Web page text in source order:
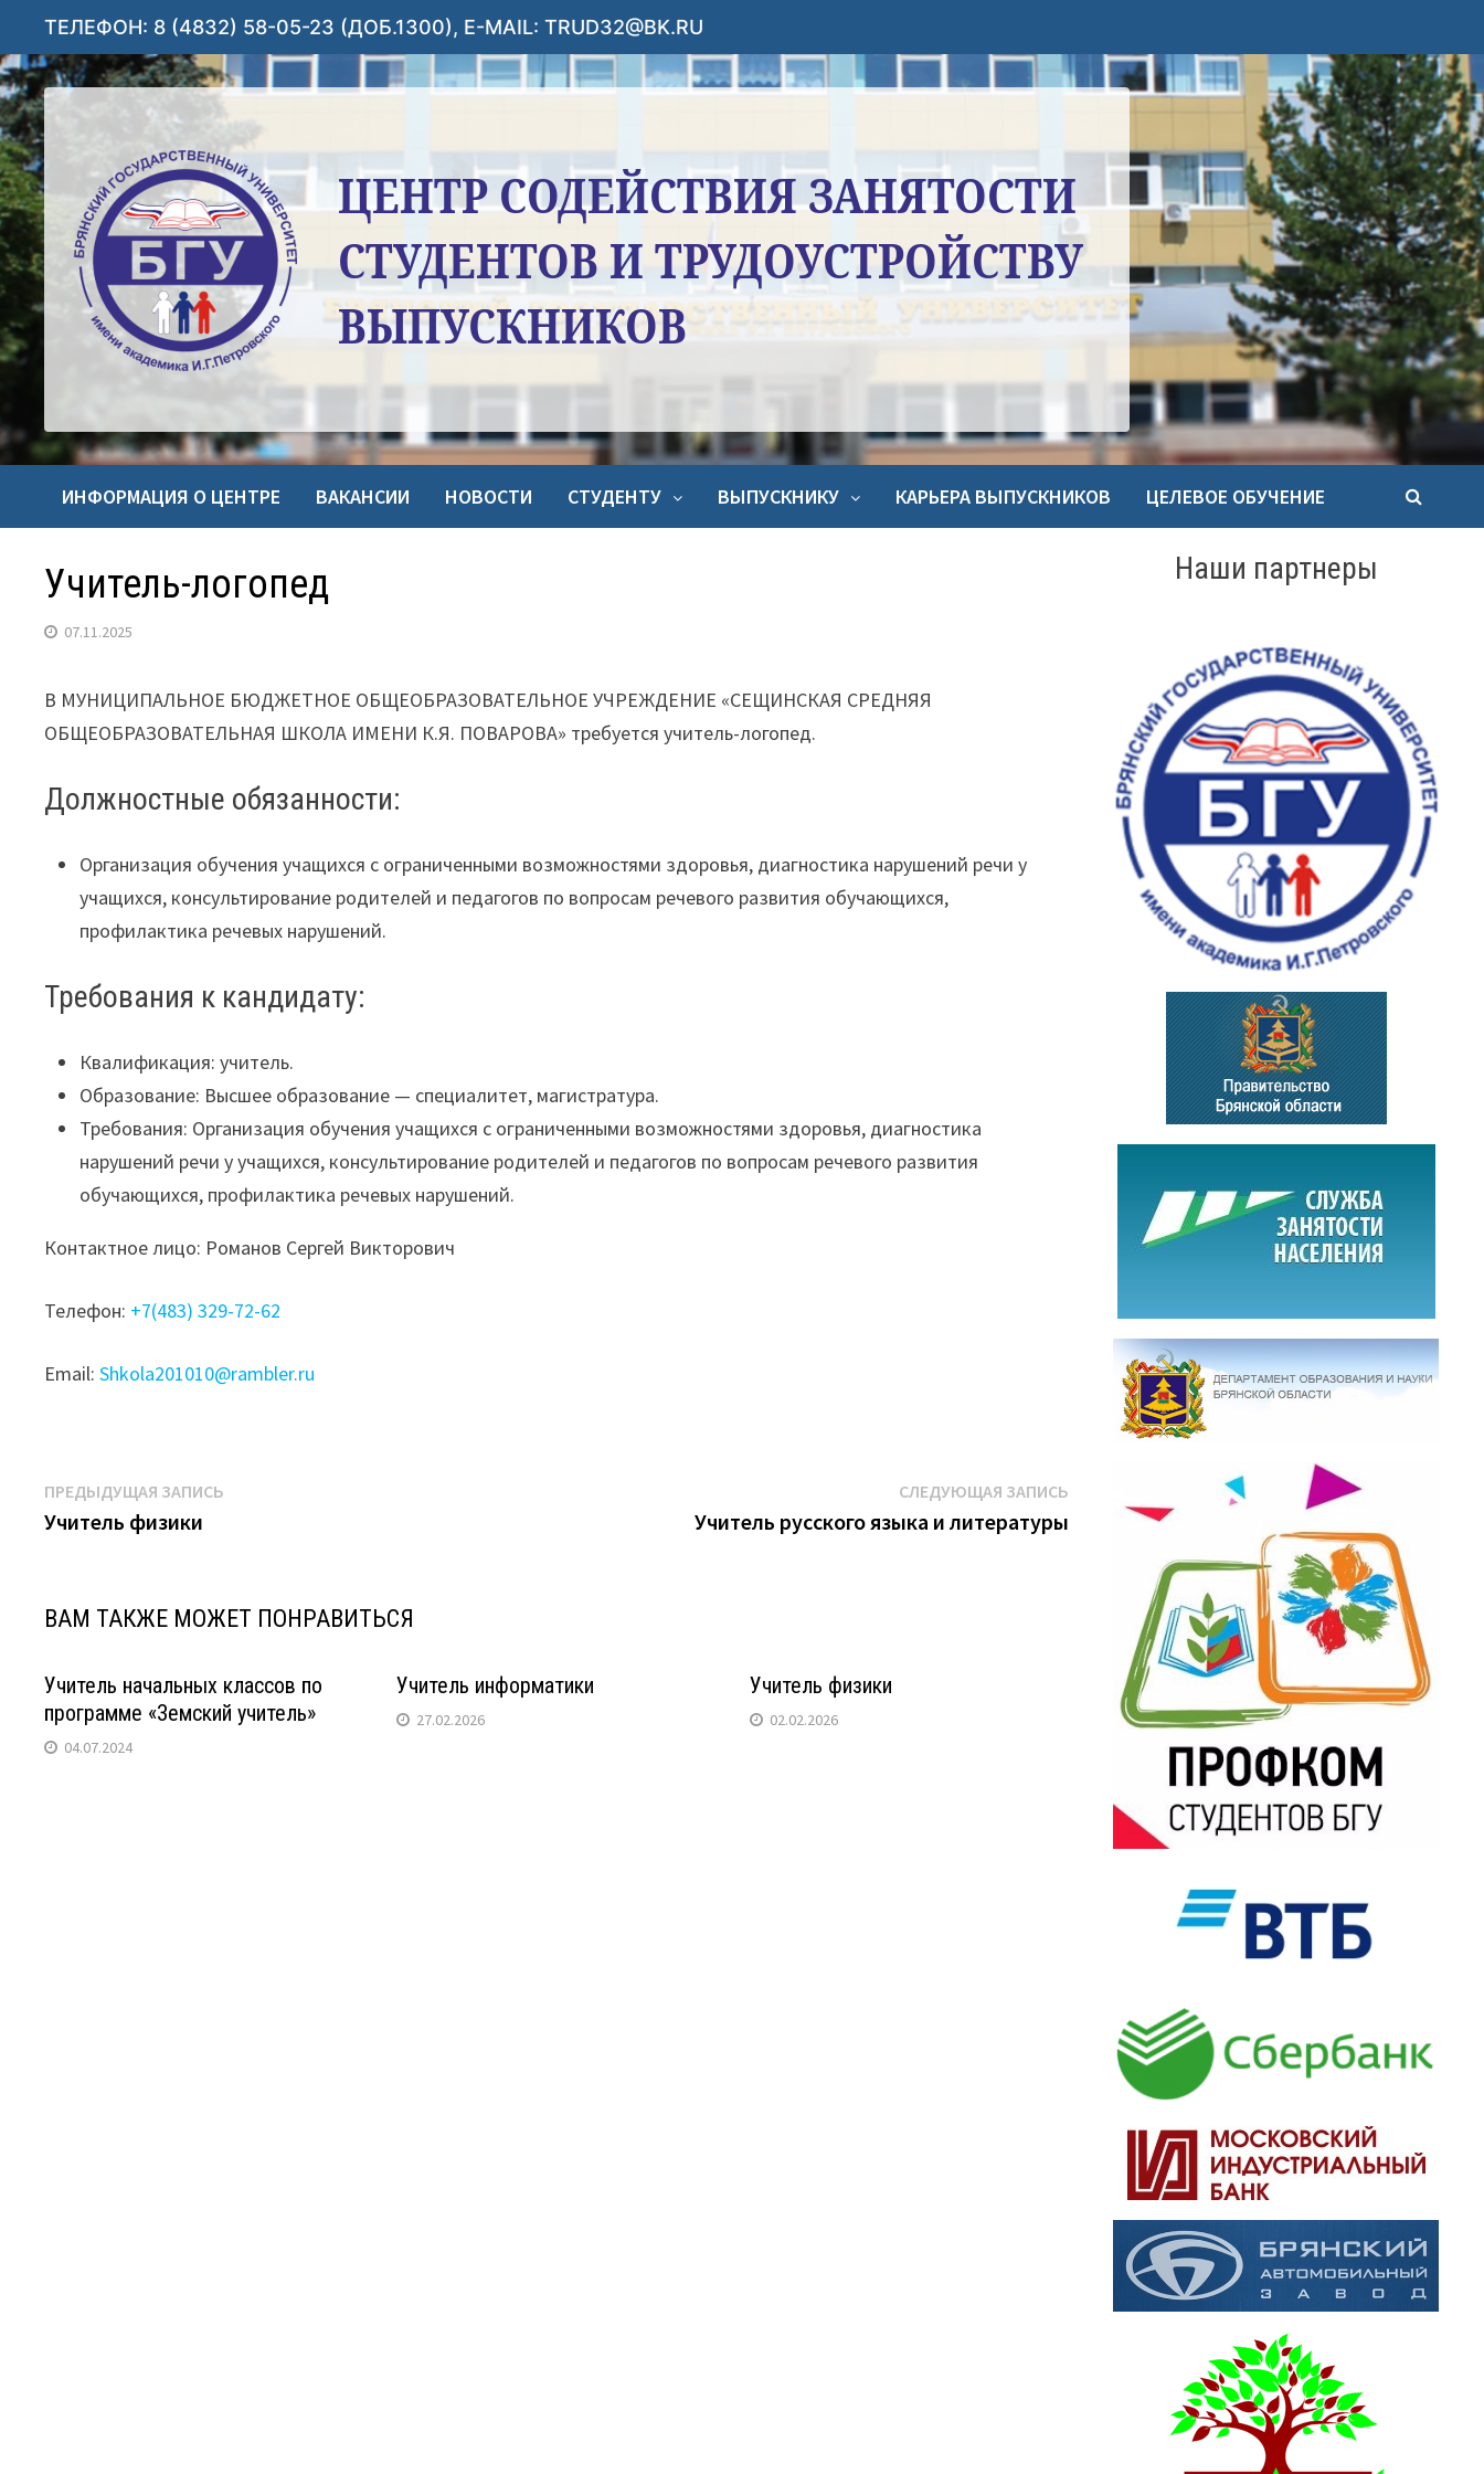
Перейти
содержимому
ТЕЛЕФОН: 8 (4832) 58-05-23 (ДОБ.1300), E-MAIL: TRUD32@BK.RU
ИНФОРМАЦИЯ О ЦЕНТРЕ ВАКАНСИИ НОВОСТИ СТУДЕНТУ ВЫПУСКНИКУ КАРЬЕРА ВЫПУСКНИКОВ ЦЕЛЕВОЕ ОБУЧЕНИЕ
Учитель-логопед
07.11.2025
В МУНИЦИПАЛЬНОЕ БЮДЖЕТНОЕ ОБЩЕОБРАЗОВАТЕЛЬНОЕ УЧРЕЖДЕНИЕ «СЕЩИНСКАЯ СРЕДНЯЯ
ОБЩЕОБРАЗОВАТЕЛЬНАЯ ШКОЛА ИМЕНИ К.Я. ПОВАРОВА» требуется учитель-логопед.
Должностные обязанности:
Организация обучения учащихся с ограниченными возможностями здоровья, диагностика нарушений речи у
учащихся, консультирование родителей и педагогов по вопросам речевого развития обучающихся,
профилактика речевых нарушений.
Требования к кандидату:
Квалификация: учитель.
Образование: Высшее образование — специалитет, магистратура.
Требования: Организация обучения учащихся с ограниченными возможностями здоровья, диагностика
нарушений речи у учащихся, консультирование родителей и педагогов по вопросам речевого развития
обучающихся, профилактика речевых нарушений.
Контактное лицо: Романов Сергей Викторович
Телефон: +7(483) 329-72-62
Email:Shkola201010@rambler.ru
Навигация
по
ПРЕДЫДУЩАЯ ЗАПИСЬ
Учитель физики
СЛЕДУЮЩАЯ ЗАПИСЬСледующая
запись:
Учитель русского языка и литературы
ВАМ ТАКЖЕ МОЖЕТ ПОНРАВИТЬСЯ
Учитель начальных классов по
программе «Земский учитель»
04.07.2024
Учитель информатики
27.02.2026
Учитель физики
02.02.2026
Наши партнеры